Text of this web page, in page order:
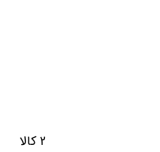
2 کالا